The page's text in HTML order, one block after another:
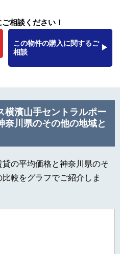
相談ください！
この物件の購入に関するご
相談
横濱山手セントラルポー
奈川県のその他の地域と
の平均価格と神奈川県のそ
較をグラフでご紹介しま